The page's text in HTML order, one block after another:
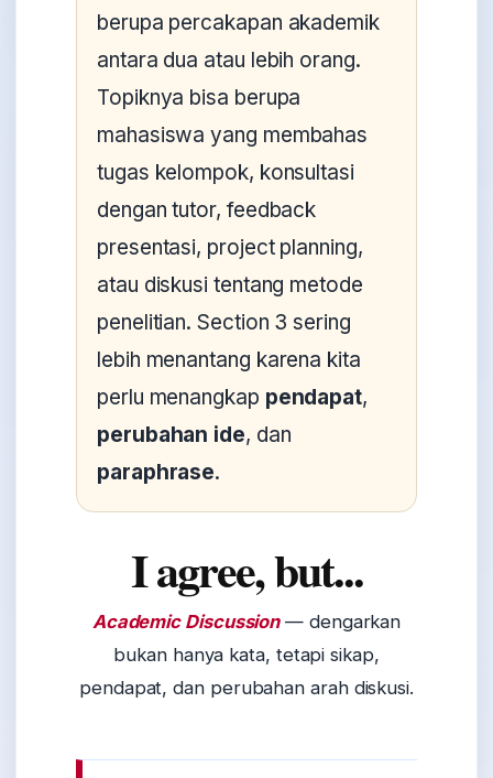
berupa percakapan akademik
antara dua atau lebih orang.
Topiknya bisa berupa
mahasiswa yang membahas
tugas kelompok, konsultasi
dengan tutor, feedback
presentasi, project planning,
atau diskusi tentang metode
penelitian. Section 3 sering
lebih menantang karena kita
perlu menangkap pendapat,
perubahan ide, dan
paraphrase.
I agree, but...
Academic Discussion— dengarkan
bukan hanya kata, tetapi sikap,
pendapat, dan perubahan arah diskusi.